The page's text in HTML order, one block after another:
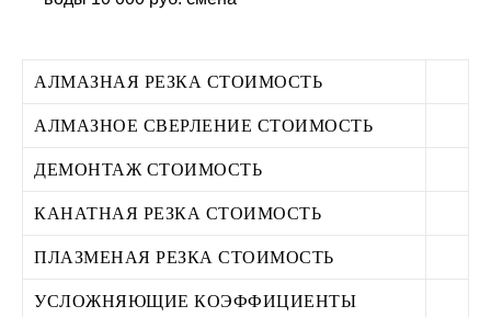
АЛМАЗНАЯ РЕЗКА СТОИМОСТЬ
АЛМАЗНОЕ СВЕРЛЕНИЕ СТОИМОСТЬ
ДЕМОНТАЖ СТОИМОСТЬ
КАНАТНАЯ РЕЗКА СТОИМОСТЬ
ПЛАЗМЕНАЯ РЕЗКА СТОИМОСТЬ
УСЛОЖНЯЮЩИЕ КОЭФФИЦИЕНТЫ